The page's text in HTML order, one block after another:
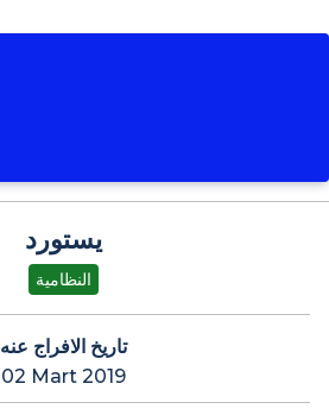
يستورد
النظامية
تاريخ الافراج عنه
02 Mart 2019